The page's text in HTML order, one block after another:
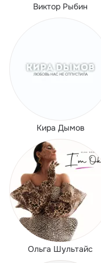
Виктор Рыбин
Кира Дымов
Ольга Шультайс